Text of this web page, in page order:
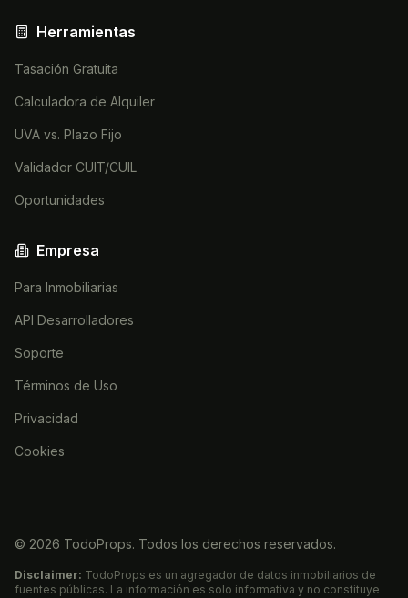
Herramientas
Tasación Gratuita
Calculadora de Alquiler
UVA vs. Plazo Fijo
Validador CUIT/CUIL
Oportunidades
Empresa
Para Inmobiliarias
API Desarrolladores
Soporte
Términos de Uso
Privacidad
Cookies
© 2026 TodoProps. Todos los derechos reservados.
Disclaimer: TodoProps es un agregador de datos inmobiliarios de
fuentes públicas. La información es solo informativa y no constituye